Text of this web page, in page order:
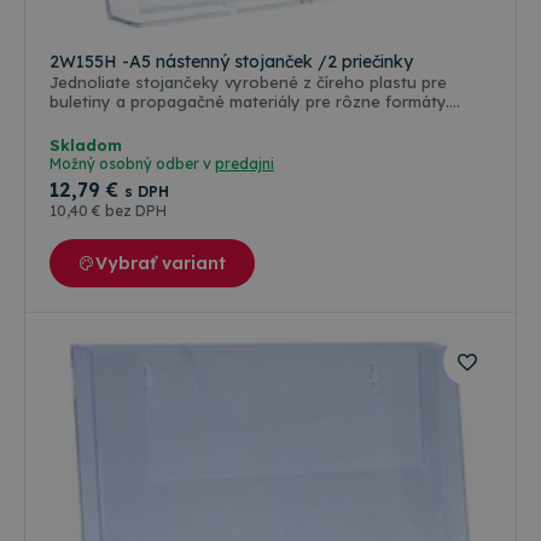
2W155H -A5 nástenný stojanček /2 priečinky
Jednoliate stojančeky vyrobené z číreho plastu pre
buletiny a propagačné materiály pre rôzne formáty.
vodorovnej polohe na stenu, panel alebo policu. Formát:
A5 Vnútorné rozmermy (šxh): 163 x 30 mm Priečinky: 2
Skladom
Možný osobný odber v predajni
12,79 € s DPH
10,40 € bez DPH
Vybrať variant